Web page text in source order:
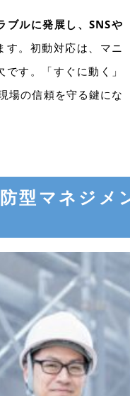
ブルに発展し、SNSや
す。初動対応は、マニ
す。「すぐに動く」
場の信頼を守る鍵にな
型マネジメ